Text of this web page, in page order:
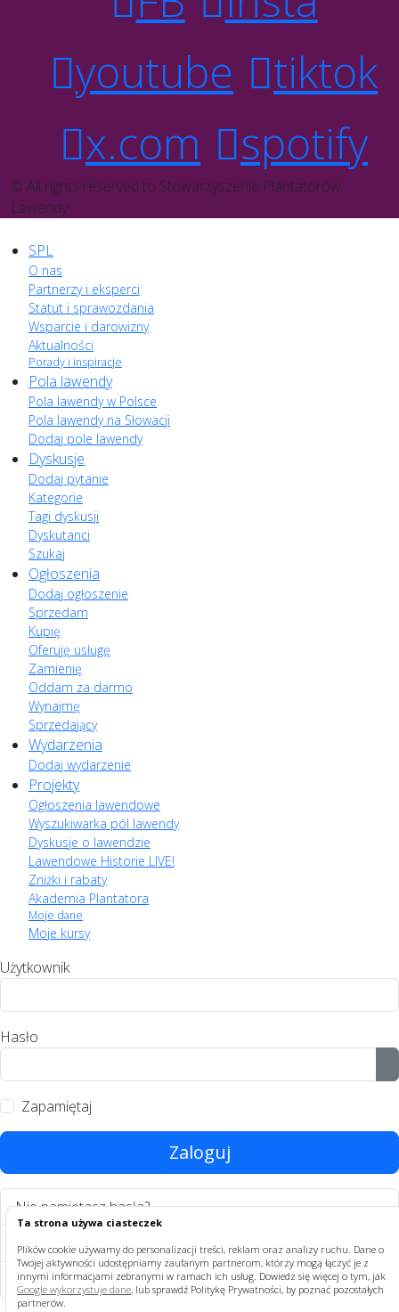
Ta strona używa ciasteczek
Plików cookie używamy do personalizacji treści, reklam oraz analizy ruchu. Dane o
Twojej aktywności udostępniamy zaufanym partnerom, którzy mogą łączyć je z
innymi informacjami zebranymi w ramach ich usług. Dowiedz się więcej o tym, jak
Google wykorzystuje dane, lub sprawdź Politykę Prywatności, by poznać pozostałych
partnerów.
youtube
tiktok
x.com
spotify
© All rights reserved to Stowarzyszenie Plantatorów
Lawendy
SPL
O nas
Partnerzy i eksperci
Statut i sprawozdania
Wsparcie i darowizny
Aktualności
Porady i inspiracje
Pola lawendy
Pola lawendy w Polsce
Pola lawendy na Słowacji
Dodaj pole lawendy
Dyskusje
Dodaj pytanie
Kategorie
Tagi dyskusji
Dyskutanci
Szukaj
Ogłoszenia
Dodaj ogłoszenie
Sprzedam
Kupię
Oferuję usługę
Zamienię
Oddam za darmo
Wynajmę
Sprzedający
Wydarzenia
Dodaj wydarzenie
Projekty
Ogłoszenia lawendowe
Wyszukiwarka pól lawendy
Dyskusje o lawendzie
Lawendowe Historie LIVE!
Zniżki i rabaty
Akademia Plantatora
Moje dane
Moje kursy
Użytkownik
Hasło
Zapamiętaj
Zaloguj
Nie pamiętasz hasła?
Nie pamiętasz nazwy?
Załóż swoje konto!